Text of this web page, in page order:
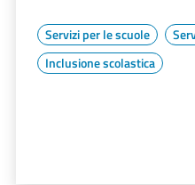
Servizi per le scuole
Inclusione scolastica